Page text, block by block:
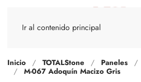
Ir al contenido principal
Inicio TOTALStone Paneles
M-067 Adoquín Macizo Gris